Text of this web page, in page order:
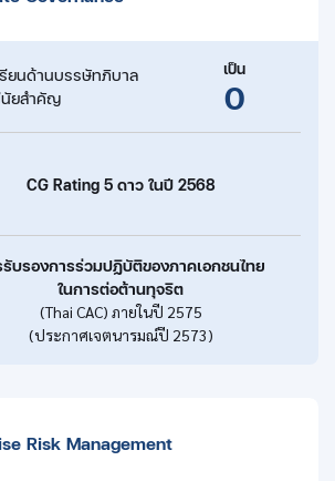
ยนด้านบรรษัทภิบาล
ยสำคัญ
เป็น
0
CG Rating 5 ดาว ในปี 2568
บรองการร่วมปฏิบัติของภาคเอกชนไทย
ในการต่อต้านทุจริต
(Thai CAC) ภายในปี 2575
(ประกาศเจตนารมณ์ปี 2573)
Risk Management